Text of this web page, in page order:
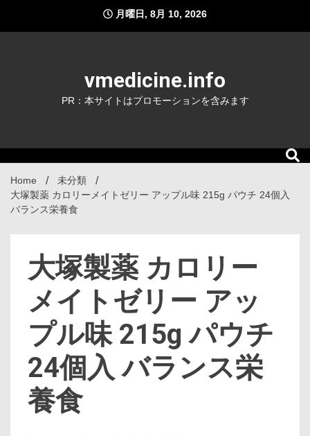
content
月曜日, 8月 10, 2026
vmedicine.info
PR：本サイトはプロモーションを含みます
Home
未分類
大塚製薬 カロリーメイトゼリー アップル味 215g パウチ 24個入
バランス栄養食
大塚製薬 カロリー
メイトゼリー アッ
プル味 215g パウチ
24個入 バランス栄
養食